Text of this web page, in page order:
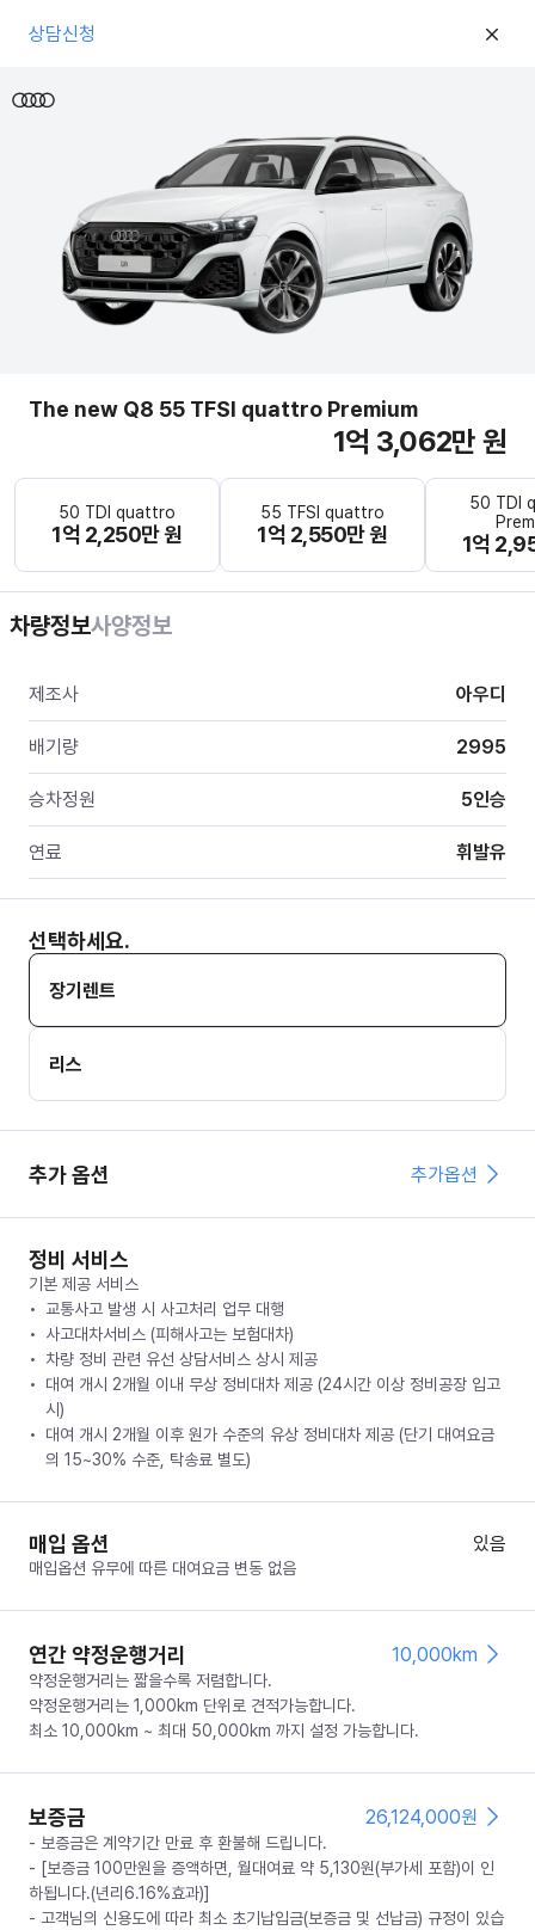
상담신청
The new Q8 55 TFSI quattro Premium
1억 3,062만 원
50 TDI quattro
1억 2,250만 원
55 TFSI quattro
1억 2,550만 원
50 TDI
1억
차량정보사양정보
제조사 아우디
배기량 2995
승차정원 5인승
연료 휘발유
선택하세요.
장기렌트
리스
추가 옵션 추가옵션
정비 서비스
기본 제공 서비스
교통사고 발생 시 사고처리 업무 대행
사고대차서비스 (피해사고는 보험대차)
차량 정비 관련 유선 상담서비스 상시 제공
대여 개시 2개월 이내 무상 정비대차 제공 (24시간 이상 정비공장 입고
시)
대여 개시 2개월 이후 원가 수준의 유상 정비대차 제공 (단기 대여요금
의 15~30% 수준, 탁송료 별도)
매입 옵션 있음
매입옵션 유무에 따른 대여요금 변동 없음
연간 약정운행거리 10,000km
약정운행거리는 짧을수록 저렴합니다.
약정운행거리는 1,000km 단위로 견적가능합니다.
최소 10,000km ~ 최대 50,000km 까지 설정 가능합니다.
보증금 26,124,000원
- 보증금은 계약기간 만료 후 환불해 드립니다.
- [보증금 100만원을 증액하면, 월대여료 약 5,130원(부가세 포함)이 인
하됩니다.(년리6.16%효과)]
- 고객님의 신용도에 따라 최소 초기납입금(보증금 및 선납금) 규정이 있습